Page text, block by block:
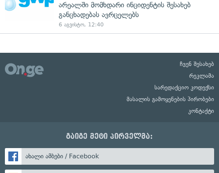
არეალში მომხდარი ინციდენტის შესახებ
განცხადებას ავრცელებს
6 აგვისტო, 12:40
ჩვენ შესახებ
რეკლამა
სარედაქციო კოდექსი
მასალის გამოყენების პირობები
კონტაქტი
გაიგე მეტი პირველმა:
ახალი ამბები / Facebook